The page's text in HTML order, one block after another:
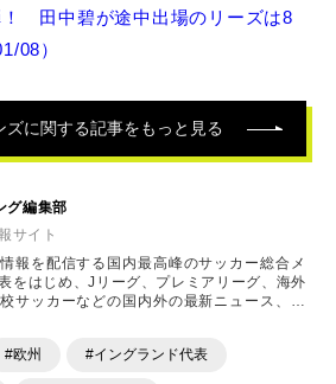
！ 田中碧が途中出場のリーズは8
08）
ズに関する記事をもっと見る
グ編集部
サイト
報を配信する国内最高峰のサッカー総合メ
をはじめ、Jリーグ、プレミアリーグ、海外
サッカーなどの国内外の最新ニュース、コ
」「YouTube」「TikTok」など、
#欧州 #イングランド代表